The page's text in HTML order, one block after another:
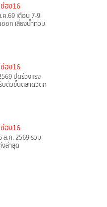
อง16
.69 เตือน 7-9
อก เสี่ยงน้ำท่วม
อง16
ปิดร่วงแรง
บตัวขึ้นตลาดวิตก
อง16
.ค. 2569 รวม
ล่าสุด